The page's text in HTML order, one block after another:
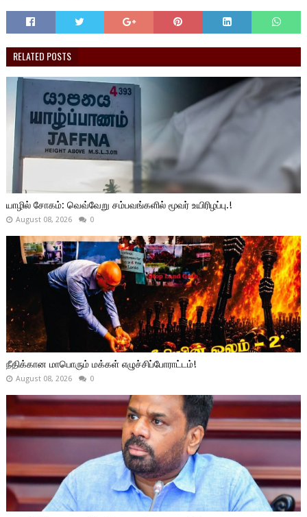
RELATED POSTS
யாழில் சோகம்: வெவ்வேறு சம்பவங்களில் மூவர் உயிரிழப்பு.!
August 08, 2026 0
நீதிக்கான மாபொரும் மக்கள் எழுச்சிப்போராட்டம்!
August 08, 2026 0